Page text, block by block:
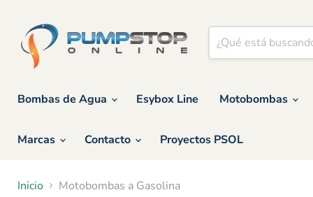
Bombas de Agua
Esybox Line Motobombas
Marcas Contacto Proyectos PSOL
Inicio Motobombas a Gasolina